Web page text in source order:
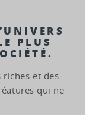
PLUS
riches et des
qui ne